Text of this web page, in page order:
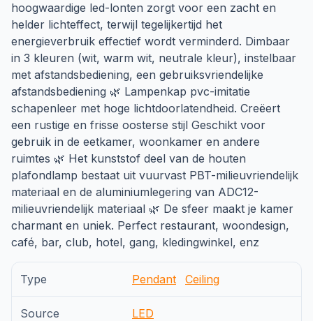
hoogwaardige led-lonten zorgt voor een zacht en
helder lichteffect, terwijl tegelijkertijd het
energieverbruik effectief wordt verminderd. Dimbaar
in 3 kleuren (wit, warm wit, neutrale kleur), instelbaar
met afstandsbediening, een gebruiksvriendelijke
afstandsbediening 🌿 Lampenkap pvc-imitatie
schapenleer met hoge lichtdoorlatendheid. Creëert
een rustige en frisse oosterse stijl Geschikt voor
gebruik in de eetkamer, woonkamer en andere
ruimtes 🌿 Het kunststof deel van de houten
plafondlamp bestaat uit vuurvast PBT-milieuvriendelijk
materiaal en de aluminiumlegering van ADC12-
milieuvriendelijk materiaal 🌿 De sfeer maakt je kamer
charmant en uniek. Perfect restaurant, woondesign,
café, bar, club, hotel, gang, kledingwinkel, enz
Type Pendant Ceiling
Source LED